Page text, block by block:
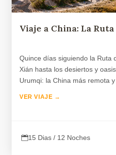
Viaje a China: La Ruta
Quince días siguiendo la Ruta
Xián hasta los desiertos y
Urumqi: la China más remota
VER VIAJE →
15 Dias / 12 Noches